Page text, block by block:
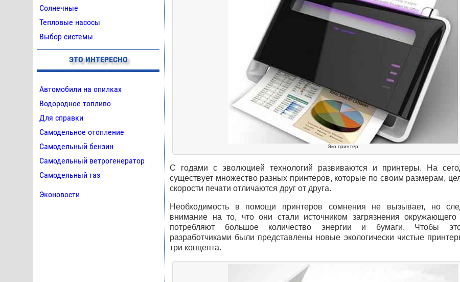
Солнечные
Тепловые насосы
Выбор системы
ЭТО ИНТЕРЕСНО
Автомобили на опилках
Водородное топливо
Для справки
Самодельное отопление
Самодельный бензин
Самодельный ветрогенератор
Самодельный газ
Эконовости
Эко принтер
С годами с эволюцией технологий развиваются и принтеры. На
существует множество разных принтеров, которые по своим размерам,
скорости печати отличаются друг от друга.
Необходимость в помощи принтеров сомнения не вызывает, но
внимание на то, что они стали источником загрязнения
потребляют большое количество энергии и бумаги. Чтобы
разработчиками были представлены новые экологически чистые
три концепта.